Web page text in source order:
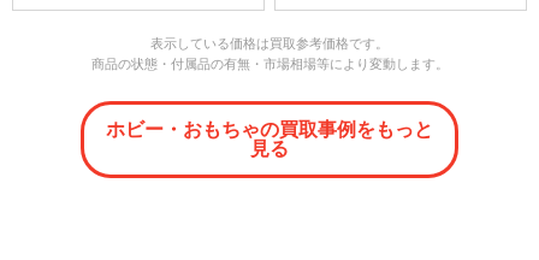
表示している価格は買取参考価格です。
商品の状態・付属品の有無・市場相場等により変動します。
ホビー・おもちゃの買取事例をもっと
見る